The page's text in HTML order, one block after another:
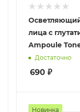
лица с
Ampoule
Достаточно
690 ₽
Новинка